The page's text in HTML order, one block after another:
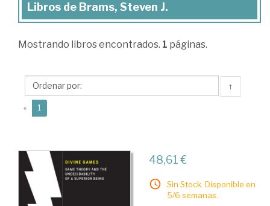
Libros
Brams,
Libros de Brams, Steven J.
Mostrando libros encontrados. 1 páginas.
↑
« 1
48,61 €
Sin Stock. Disponible en
5/6 semanas.